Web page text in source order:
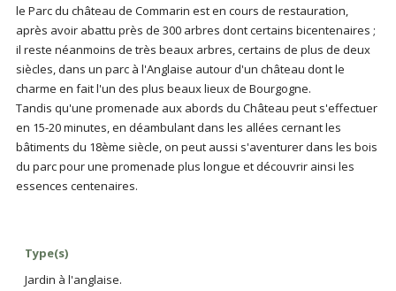
le Parc du château de Commarin est en cours de restauration,
après avoir abattu près de 300 arbres dont certains bicentenaires ;
il reste néanmoins de très beaux arbres, certains de plus de deux
siècles, dans un parc à l'Anglaise autour d'un château dont le
charme en fait l'un des plus beaux lieux de Bourgogne.
Tandis qu'une promenade aux abords du Château peut s'effectuer
en 15-20 minutes, en déambulant dans les allées cernant les
bâtiments du 18ème siècle, on peut aussi s'aventurer dans les bois
du parc pour une promenade plus longue et découvrir ainsi les
essences centenaires.
Type(s)
Jardin à l'anglaise.